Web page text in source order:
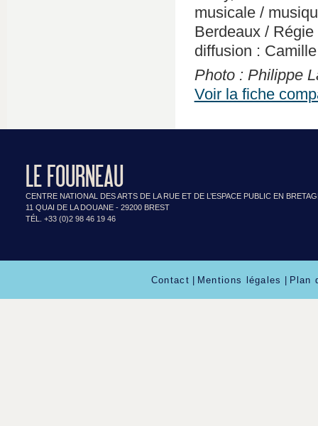
musicale /
Berdeaux /
diffusion :
Photo : Philippe
Voir la fiche
LE FOURNEAU
CENTRE NATIONAL DES ARTS DE LA RUE ET DE L’ESPACE PUBLIC EN
11 QUAI DE LA DOUANE - 29200 BREST
TÉL. +33 (0)2 98 46 19 46
Contact Mentions légales Plan